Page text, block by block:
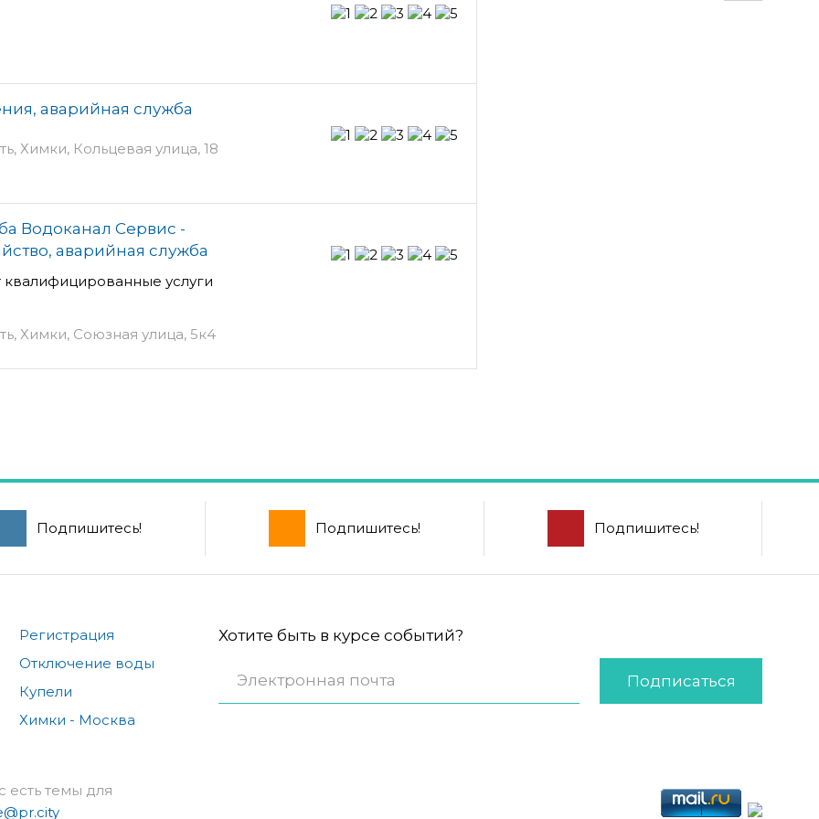
аварийная служба
Химки, Кольцевая улица, 18
Водоканал Сервис -
аварийная служба
услуги
Химки, Союзная улица, 5к4
Подпишитесь! Подпишитесь! Подпишитесь!
Регистрация
Отключение воды
Купели
Химки - Москва
Хотите быть в курсе событий?
Подписаться
есть темы для